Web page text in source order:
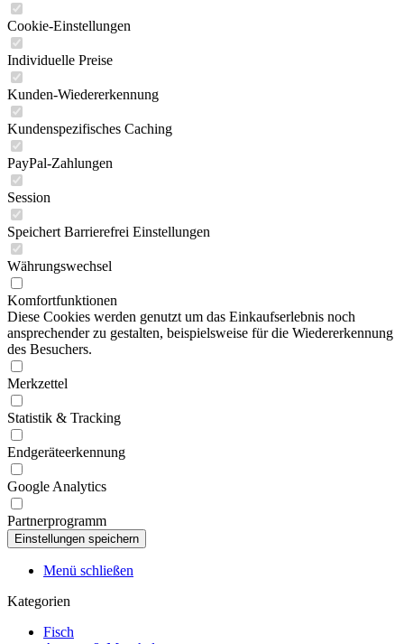
Cookie-Einstellungen
Individuelle Preise
Kunden-Wiedererkennung
Kundenspezifisches Caching
PayPal-Zahlungen
Session
Speichert Barrierefrei Einstellungen
Währungswechsel
Komfortfunktionen
Diese Cookies werden genutzt um das Einkaufserlebnis noch
ansprechender zu gestalten, beispielsweise für die Wiedererkennung
des Besuchers.
Merkzettel
Statistik & Tracking
Endgeräteerkennung
Google Analytics
Partnerprogramm
Menü schließen
Kategorien
Fisch